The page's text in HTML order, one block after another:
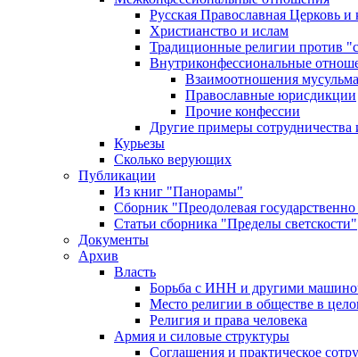
Русская Православная Церковь и
Христианство и ислам
Традиционные религии против
Внутриконфессиональные
Взаимоотношения
Православные юрисдикции
Прочие конфессии
Другие примеры сотрудничества
Курьезы
Сколько верующих
Публикации
Из книг "Панорамы"
Сборник "Преодолевая
Статьи сборника "Пределы светскости"
Документы
Архив
Власть
Борьба с ИНН и другими
Место религии в обществе в
Религия и права человека
Армия и силовые структуры
Соглашения и практическое